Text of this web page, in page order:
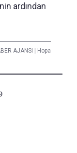
ardından
AJANSI | Hopa